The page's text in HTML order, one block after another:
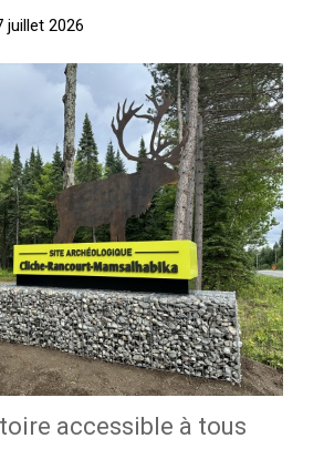
juillet 2026
accessible à tous